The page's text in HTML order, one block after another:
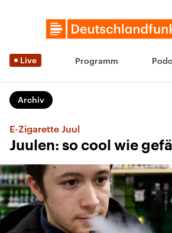
Live Programm
Archiv
E-Zigarette Juul
Juulen: so cool wie